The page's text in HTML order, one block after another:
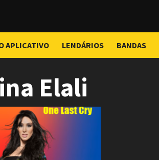
APLICATIVO LENDÁRIOS BANDAS
Elali